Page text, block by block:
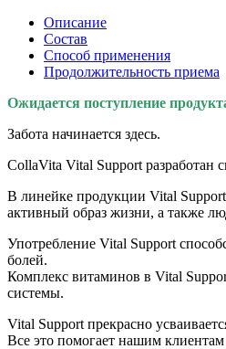
Описание
Состав
Способ применения
Продолжительность приема
Ожидается поступление
Забота начинается здесь.
CollaVita Vital Support разработан
В линейке продукции Vital
активный образ жизни, а также
Употребление Vital Support
болей.
Комплекс витаминов в Vital
системы.
Vital Support прекрасно
Все это помогает нашим клиентам